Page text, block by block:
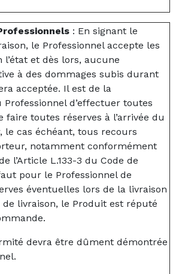
: En signant le
le Professionnel accepte les
l’état et dès lors, aucune
à des dommages subis durant
acceptée. Il est de la
d’effectuer toutes
faire toutes réserves à l’arrivée du
le cas échéant, tous recours
notamment conformément
l’Article L.133-3 du Code de
pour le Professionnel de
éventuelles lors de la livraison
livraison, le Produit est réputé
devra être dûment démontrée